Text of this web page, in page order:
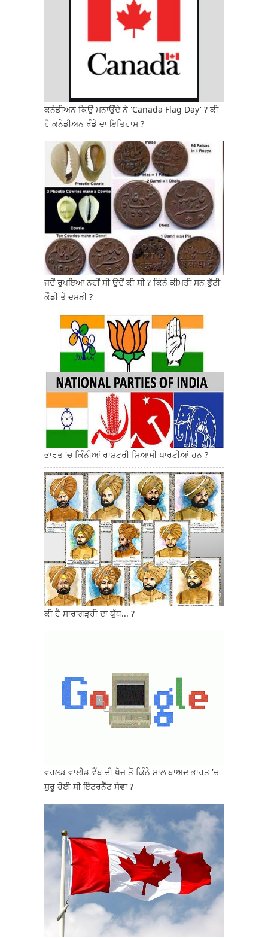
ਕਨੇਡੀਅਨ ਕਿਉਂ ਮਨਾਉਂਦੇ ਨੇ 'Canada Flag Day' ? ਕੀ
ਹੈ ਕਨੇਡੀਅਨ ਝੰਡੇ ਦਾ ਇਤਿਹਾਸ ?
ਜਦੋਂ ਰੁਪਇਆ ਨਹੀਂ ਸੀ ਉਦੋਂ ਕੀ ਸੀ ? ਕਿੰਨੇ ਕੀਮਤੀ ਸਨ ਫੁੱਟੀ
ਕੌਡੀ ਤੇ ਦਮੜੀ ?
ਭਾਰਤ 'ਚ ਕਿੰਨੀਆਂ ਰਾਸ਼ਟਰੀ ਸਿਆਸੀ ਪਾਰਟੀਆਂ ਹਨ ?
ਕੀ ਹੈ ਸਾਰਾਗੜ੍ਹੀ ਦਾ ਯੁੱਧ... ?
ਵਰਲਡ ਵਾਈਡ ਵੈੱਬ ਦੀ ਖੋਜ ਤੋਂ ਕਿੰਨੇ ਸਾਲ ਬਾਅਦ ਭਾਰਤ 'ਚ
ਸ਼ੁਰੂ ਹੋਈ ਸੀ ਇੰਟਰਨੈੱਟ ਸੇਵਾ ?